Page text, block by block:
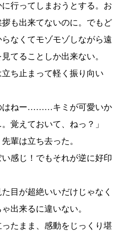
行ってしまおうとする。お
も出来てないのに。でもど
なくてモゾモゾしながら遠
てることしか出来ない。
ち止まって軽く振り向い
はねー………キミが可愛いか
覚えておいて、ねっ？」
輩は立ち去った。
感じ！でもそれが逆に好印
が超絶いいだけじゃなく
出来るに違いない。
たまま、感動をじっくり堪